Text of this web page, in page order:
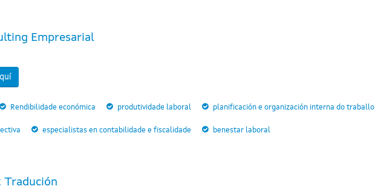
Empresarial
Rendibilidade económica produtividade laboral planificación e organización interna do traballo
especialistas en contabilidade e fiscalidade benestar laboral
Tradución